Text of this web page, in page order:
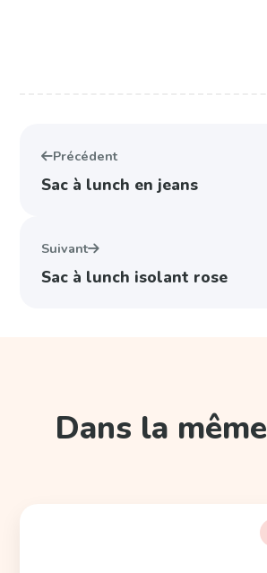
Précédent
Sac à lunch en jeans
Suivant
Sac à lunch isolant rose
Dans la même